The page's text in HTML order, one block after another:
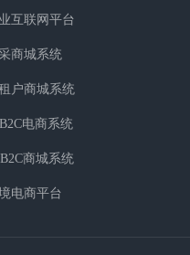
互联网平台
商城系统
户商城系统
电商系统
商城系统
电商平台